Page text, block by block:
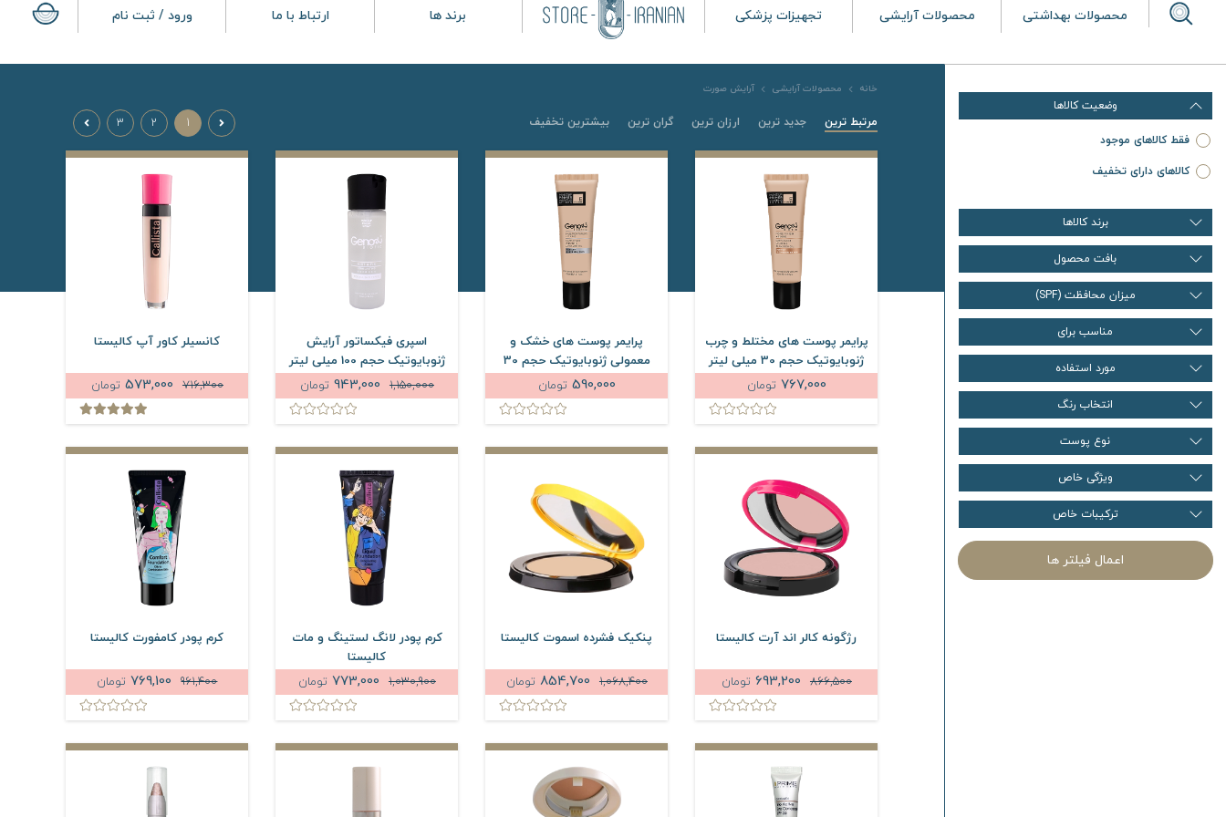
محصولات بهداشتی محصولات آرایشی تجهیزات پزشکی برند ها ارتباط با ما ورود / ثبت نام
وضعیت کالاها
فقط کالاهای موجود
کالاهای دارای تخفیف
برند کالاها
بافت محصول
میزان محافظت (SPF)
مناسب برای
مورد استفاده
انتخاب رنگ
نوع پوست
ویژگی خاص
ترکیبات خاص
اعمال فیلتر ها
خانه محصولات آرایشی آرایش صورت
مرتبط ترین جدید ترین ارزان ترین گران ترین بیشترین تخفیف 1
2
3
پرایمر پوست های مختلط و چرب
ژنوبایوتیک حجم 30 میلی لیتر
767,000 تومان
پرایمر پوست های خشک و
معمولی ژنوبایوتیک حجم 30
میلی لیتر
590,000 تومان
اسپری فیکساتور آرایش
ژنوبایوتیک حجم 100 میلی لیتر
1,150,000
تومان
کانسیلر کاور آپ کالیستا
716,300 تومان
رژگونه کالر اند آرت کالیستا
866,500 تومان
پنکیک فشرده اسموت کالیستا
1,068,400 تومان
کرم پودر لانگ لستینگ و مات
کالیستا
1,030,900
تومان
کرم پودر کامفورت کالیستا
961,400 تومان